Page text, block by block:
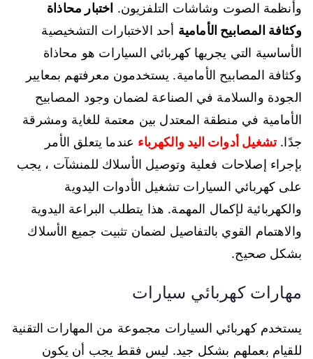
وأنظمة الصوت وشاشات التلفزيون. اختبار محاذاة
وكثافة المصابيح الأمامية أحد الاختبارات التشخيصية
الأساسية التي يجريها كهربائي السيارات هو محاذاة
وكثافة المصابيح الأمامية. يستخدمون معرفتهم بمعايير
الجودة والسلامة في الصناعة لضمان وجود المصابيح
الأمامية في منطقة المعتدل بين معتمة للغاية ومشرقة
جدًا.تشغيل أدوات اليد والكهرباء عندما يتعلق الأمر
بإجراء إصلاحات فعلية وتوصيل الأسلاك للمنشآت ، يجب
على كهربائي السيارات تشغيل الأدوات اليدوية
والكهربائية لإكمال المهمة. هذا يتطلب البراعة اليدوية
والاهتمام القوي بالتفاصيل لضمان تثبيت جميع الأسلاك
بشكل صحيح.
مهارات كهربائي سيارات
يستخدم كهربائي السيارات مجموعة من المهارات التقنية
للقيام بعملهم بشكل جيد. ليس فقط يجب أن يكون